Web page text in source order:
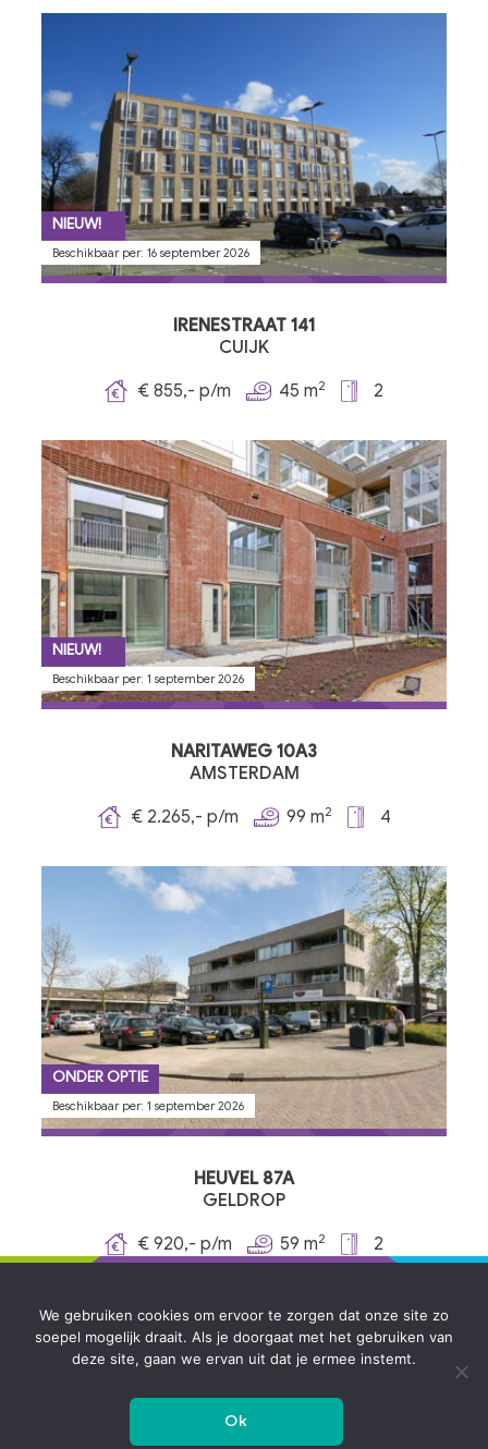
NIEUW!
Beschikbaar per: 16 september 2026
IRENESTRAAT 141
CUIJK
€ 855,- p/m
45 m2 2
NIEUW!
Beschikbaar per: 1 september 2026
NARITAWEG 10A3
AMSTERDAM
€ 2.265,- p/m
99 m2 4
ONDER OPTIE
Beschikbaar per: 1 september 2026
HEUVEL 87A
GELDROP
€ 920,- p/m
59 m2 2
vorige 1 2 3 4 … 15 volgende
We gebruiken cookies om ervoor te zorgen dat onze site zo
soepel mogelijk draait. Als je doorgaat met het gebruiken van
deze site, gaan we ervan uit dat je ermee instemt.
Ok